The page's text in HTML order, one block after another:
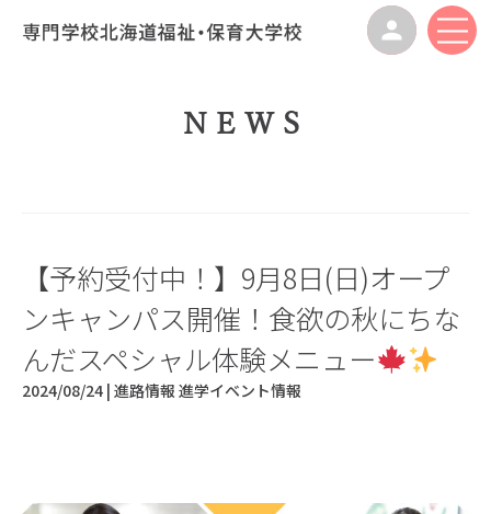
NEWS
【予約受付中！】9月8日(日)オープ
ンキャンパス開催！食欲の秋にちな
んだスペシャル体験メニュー
2024/08/24 | 進路情報 進学イベント情報